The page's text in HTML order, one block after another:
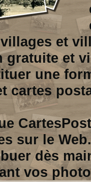
et
gratuite et
une
cartes
sur le Web.
dès
vos